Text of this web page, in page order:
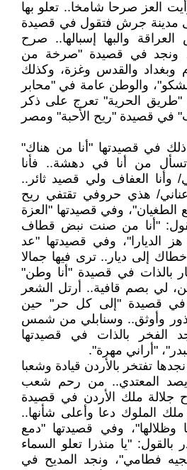
العز صرحا شامخا.. تعلو بها
مدينة جرش فتقول في قصيدة
والبها إسبالها.. صرح
ونجد في قصيدة "صرخة من
وبغداد والقدس وغزة، وكذلك
والوطن عامة في "محابر
"طريق الحرية" تعرج على ذكر
في قصيدة "ريح الأحبة" ومصر
ذلك في قصيدتها "أنا من هناك"
من أنا في دهشة.. فأنا
وأنا العفاف ولي قصيد ثائر..
هذي حروفي تقتفي ريح
الطغيان"، وفي قصيدتها "العزة
"أنا من صنت نبض قطاف
الديارا"، وفي قصيدتها "عد
إلى ديار.. ترى فيها جمالا
بالذات في قصيدة "أنا وطن"
لي بصم قافية.. أرتل الشعر
في قصيدة "إلى كل حر" حين
وأوثق.. وسنابلي من شمس
الفخر بالذات في قصيدتها
"أراني مهرة".
تفتخر بالأردن قيادة وشعبا
يصد المعتدي.. من رحم شعب
ملك الأردن في قصيدة
الملوك دعا وأعلى شأنها..
وفي قصيدتها "دمع
بالقول: "يا منذرا تعلو السماء
فطامي"، ونجد المديح في